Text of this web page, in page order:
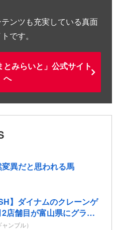
ンツも充実している真面
です。
みらいと」公式サイト
へ
変異だと思われる馬
】ダイナムのクレーンゲ
店舗目が富山県にグラン
定ンブル）